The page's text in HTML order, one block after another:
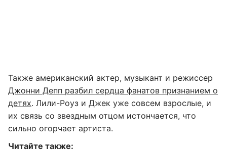
Также американский актер, музыкант и режиссер
Джонни Депп разбил сердца фанатов признанием о
детях. Лили-Роуз и Джек уже совсем взрослые, и
их связь со звездным отцом истончается, что
сильно огорчает артиста.
Читайте также: